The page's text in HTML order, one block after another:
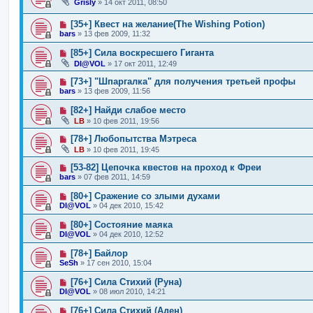
Grisly » 14 окт 2011, 08:50
[35+] Квест на желание(The Wishing Potion)
bars » 13 фев 2009, 11:32
[85+] Сила воскресшего Гиганта
DI@VOL » 17 окт 2011, 12:49
[73+] "Шпаргалка" для получения третьей профы
bars » 13 фев 2009, 11:56
[82+] Найди слабое место
LB » 10 фев 2011, 19:56
[78+] Любопытства Мэтреса
LB » 10 фев 2011, 19:45
[53-82] Цепочка квестов на проход к Фреи
bars » 07 фев 2011, 14:59
[80+] Сражение со злыми духами
DI@VOL » 04 дек 2010, 15:42
[80+] Состояние маяка
DI@VOL » 04 дек 2010, 12:52
[78+] Байлор
SeSh » 17 сен 2010, 15:04
[76+] Сила Стихий (Руна)
DI@VOL » 08 июл 2010, 14:21
[76+] Сила Стихий (Аден)